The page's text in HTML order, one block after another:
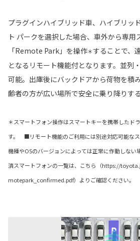
プラグインハイブリッド車、ハイブリッ
ト パークを選択した場合、車外から専用
「Remote Park」を操作＊することで、
となるリモート機能付となります。並列
可能。出庫後にバックドアから荷物を積
齢者の方が広い場所で安全に乗り降りす
＊スマートフォン操作はスマートキーを携帯したド
す。 ■リモート機能のご利用には別途対応可能な
機種やOSのバージョンによっては正常に作動しな
済スマートフォンの一覧は、こちら（https://
motepark_confirmed.pdf）よりご確認ください。